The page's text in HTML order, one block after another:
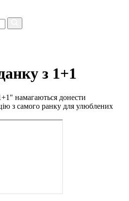
з 1+1
намагаються донести
з самого ранку для улюблених